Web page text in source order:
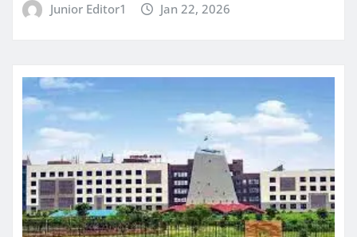
Junior Editor1 Jan 22, 2026